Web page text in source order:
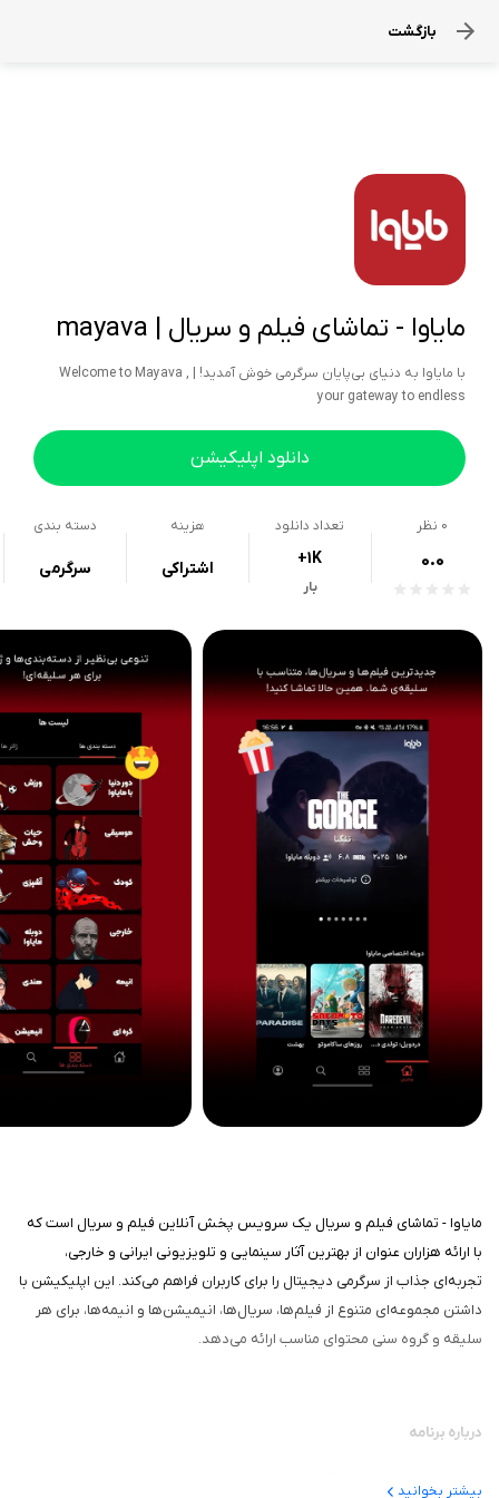
بازگشت
مایاوا - تماشای فیلم و سریال | mayava
با مایاوا به دنیای بی‌پایان سرگرمی خوش آمدید! | Welcome to Mayava ,
your gateway to endless
دانلود اپلیکیشن
0 نظر
0.0
تعداد دانلود
+1K
بار
هزینه
اشتراکی
دسته بندی
سرگرمی
مایاوا - تماشای فیلم و سریال یک سرویس پخش آنلاین فیلم و سریال است که
با ارائه هزاران عنوان از بهترین آثار سینمایی و تلویزیونی ایرانی و خارجی،
تجربه‌ای جذاب از سرگرمی دیجیتال را برای کاربران فراهم می‌کند. این اپلیکیشن با
داشتن مجموعه‌ای متنوع از فیلم‌ها، سریال‌ها، انیمیشن‌ها و انیمه‌ها، برای هر
سلیقه و گروه سنی محتوای مناسب ارائه می‌دهد.
درباره برنامه
بیشتر بخوانید